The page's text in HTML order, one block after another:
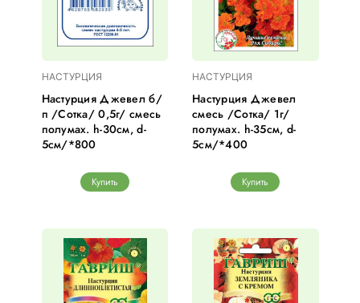
НАСТУРЦИЯ
Настурция Джевел б/
п /Сотка/ 0,5г/ смесь
полумах. h-30см, d-
5см/*800
Купить
НАСТУРЦИЯ
Настурция Джевел
смесь /Сотка/ 1г/
полумах. h-35см, d-
5см/*400
Купить